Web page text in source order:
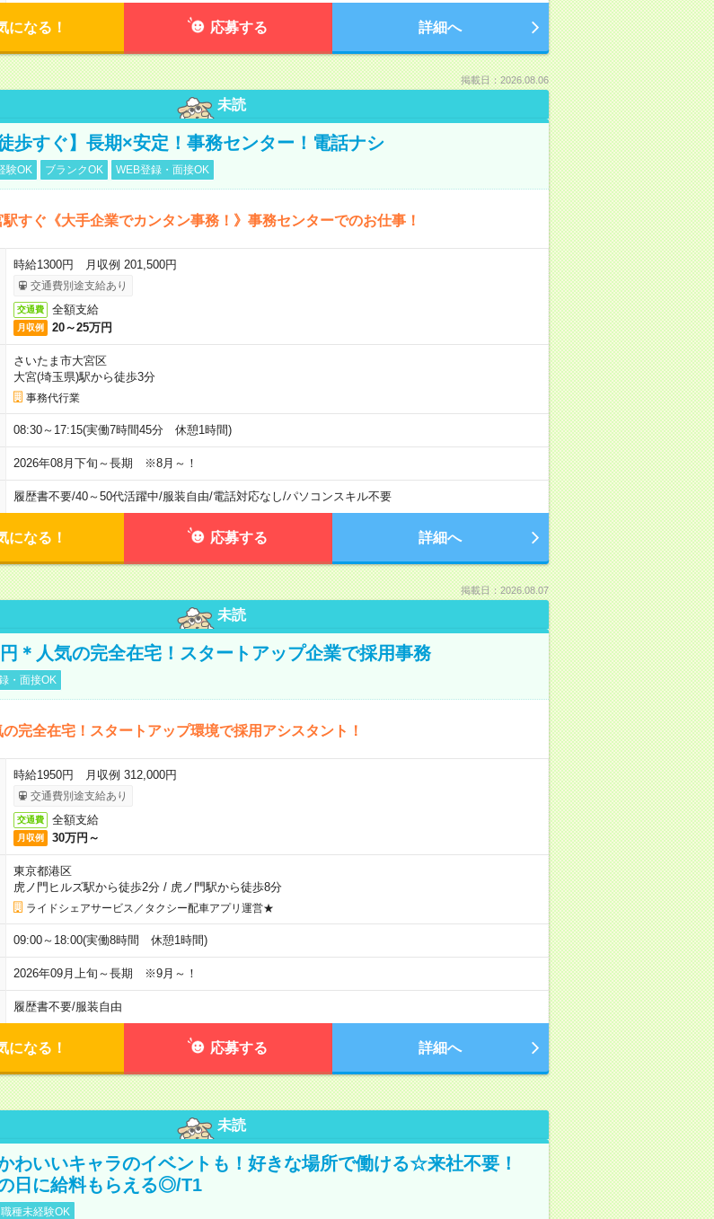
になる！ 応募する 詳細へ
掲載日：2026.08.06
未読
歩すぐ】長期×安定！事務センター！電話ナシ
験OK ブランクOK WEB登録・面接OK
駅すぐ《大手企業でカンタン事務！》事務センターでのお仕事！
時給1300円 月収例 201,500円
交通費別途支給あり
交通費 全額支給
月収例 20～25万円
さいたま市大宮区
大宮(埼玉県)駅から徒歩3分
事務代行業
08:30～17:15(実働7時間45分 休憩1時間)
2026年08月下旬～長期 ※8月～！
履歴書不要/40～50代活躍中/服装自由/電話対応なし/パソコンスキル不要
になる！ 応募する 詳細へ
掲載日：2026.08.07
未読
＊人気の完全在宅！スタートアップ企業で採用事務
・面接OK
の完全在宅！スタートアップ環境で採用アシスタント！
時給1950円 月収例 312,000円
交通費別途支給あり
交通費 全額支給
月収例 30万円～
東京都港区
虎ノ門ヒルズ駅から徒歩2分/ 虎ノ門駅から徒歩8分
ライドシェアサービス／タクシー配車アプリ運営★
09:00～18:00(実働8時間 休憩1時間)
2026年09月上旬～長期 ※9月～！
履歴書不要/服装自由
になる！ 応募する 詳細へ
未読
わいいキャラのイベントも！好きな場所で働ける☆来社不要！
日に給料もらえる◎/T1
職種未経験OK